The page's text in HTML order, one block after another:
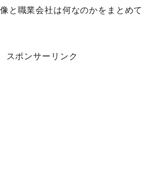
と職業会社は何なのかをまとめて
スポンサーリンク